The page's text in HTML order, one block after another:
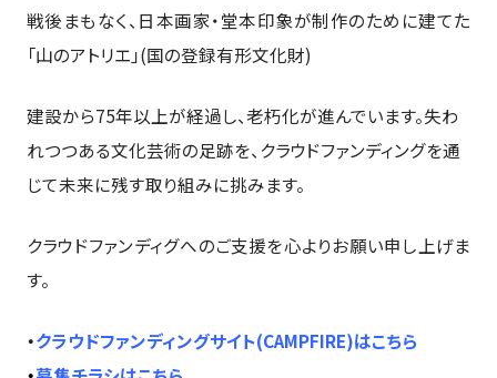
戦後まもなく、日本画家・堂本印象が制作のために建てた
「山のアトリエ」(国の登録有形文化財)
建設から75年以上が経過し、老朽化が進んでいます。失わ
れつつある文化芸術の足跡を、クラウドファンディングを通
じて未来に残す取り組みに挑みます。
クラウドファンディグへのご支援を心よりお願い申し上げま
す。
・クラウドファンディングサイト(CAMPFIRE)はこちら